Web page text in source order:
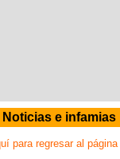
Noticias e infamias
para regresar al